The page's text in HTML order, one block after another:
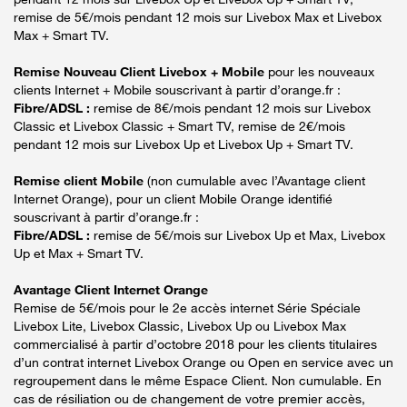
remise de 5€/mois pendant 12 mois sur Livebox Max et Livebox
Max + Smart TV.
Remise Nouveau Client Livebox + Mobile pour les nouveaux
clients Internet + Mobile souscrivant à partir d’orange.fr :
Fibre/ADSL : remise de 8€/mois pendant 12 mois sur Livebox
Classic et Livebox Classic + Smart TV, remise de 2€/mois
pendant 12 mois sur Livebox Up et Livebox Up + Smart TV.
Remise client Mobile (non cumulable avec l’Avantage client
Internet Orange), pour un client Mobile Orange identifié
souscrivant à partir d’orange.fr :
Fibre/ADSL : remise de 5€/mois sur Livebox Up et Max, Livebox
Up et Max + Smart TV.
Avantage Client Internet Orange
Remise de 5€/mois pour le 2e accès internet Série Spéciale
Livebox Lite, Livebox Classic, Livebox Up ou Livebox Max
commercialisé à partir d’octobre 2018 pour les clients titulaires
d’un contrat internet Livebox Orange ou Open en service avec un
regroupement dans le même Espace Client. Non cumulable. En
cas de résiliation ou de changement de votre premier accès,